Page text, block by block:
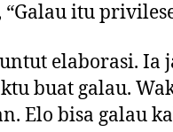
itu
elaborasi. Ia
buat galau.
Elo bisa galau